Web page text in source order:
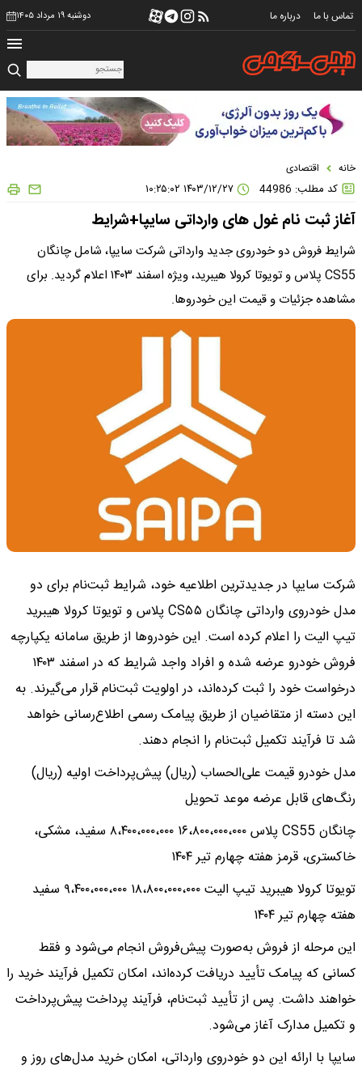
تماس با ما درباره ما دوشنبه ۱۹ مرداد ۱۴۰۵
خانه اقتصادی
کد مطلب: 44986
آغاز ثبت‌ نام غول های وارداتی سایپا+شرایط
شرایط فروش دو خودروی جدید وارداتی شرکت سایپا، شامل چانگان
CS55 پلاس و تویوتا کرولا هیبرید، ویژه اسفند ۱۴۰۳ اعلام گردید. برای
مشاهده جزئیات و قیمت این خودروها.
شرکت سایپا در جدیدترین اطلاعیه خود، شرایط ثبت‌نام برای دو
مدل خودروی وارداتی چانگان CS۵۵ پلاس و تویوتا کرولا هیبرید
تیپ الیت را اعلام کرده است. این خودروها از طریق سامانه یکپارچه
فروش خودرو عرضه شده و افراد واجد شرایط که در اسفند ۱۴۰۳
درخواست خود را ثبت کرده‌اند، در اولویت ثبت‌نام قرار می‌گیرند. به
این دسته از متقاضیان از طریق پیامک رسمی اطلاع‌رسانی خواهد
شد تا فرآیند تکمیل ثبت‌نام را انجام دهند.
مدل خودرو قیمت علی‌الحساب (ریال) پیش‌پرداخت اولیه (ریال)
رنگ‌های قابل عرضه موعد تحویل
چانگان CS55 پلاس ۱۶،۸۰۰،۰۰۰،۰۰۰ ۸،۴۰۰،۰۰۰،۰۰۰ سفید، مشکی،
خاکستری، قرمز هفته چهارم تیر ۱۴۰۴
تویوتا کرولا هیبرید تیپ الیت ۱۸،۸۰۰،۰۰۰،۰۰۰ ۹،۴۰۰،۰۰۰،۰۰۰ سفید
هفته چهارم تیر ۱۴۰۴
این مرحله از فروش به‌صورت پیش‌فروش انجام می‌شود و فقط
کسانی که پیامک تأیید دریافت کرده‌اند، امکان تکمیل فرآیند خرید را
خواهند داشت. پس از تأیید ثبت‌نام، فرآیند پرداخت پیش‌پرداخت
و تکمیل مدارک آغاز می‌شود.
سایپا با ارائه این دو خودروی وارداتی، امکان خرید مدل‌های روز و